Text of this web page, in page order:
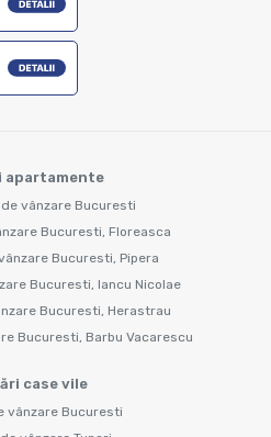
apartamente
vânzare Bucuresti
Bucuresti, Floreasca
Bucuresti, Pipera
Bucuresti, Iancu Nicolae
Bucuresti, Herastrau
Bucuresti, Barbu Vacarescu
case vile
vânzare Bucuresti